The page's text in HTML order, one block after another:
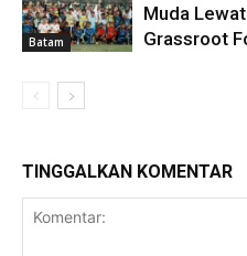
Batam
Muda
Grassroot
TINGGALKAN KOMENTAR